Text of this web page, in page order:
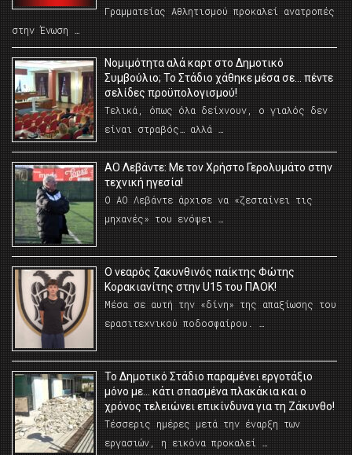
Γραμματείας Αθλητισμού προκαλεί ανατροπές
στην Ένωση …
Νομιμότητα αλά καρτ στο Δημοτικό
Συμβούλιο; Το Στάδιο χάθηκε μέσα σε… πέντε
σελίδες προϋπολογισμού!
Τελικά, όπως όλα δείχνουν, ο γιαλός δεν
είναι στραβός… αλλά …
ΑΟ Λεβάντε: Με τον Χρήστο Γερολυμάτο στην
τεχνική ηγεσία!
Ο ΑΟ Λεβάντε άρχισε να «ζεσταίνει τις
μηχανές» του ενόψει …
O νεαρός ζακυνθινός παίκτης Φώτης
Κορακιανίτης στην U15 του ΠΑΟΚ!
Μέσα σε αυτή την «δίνη» της απαξίωσης του
ερασιτεχνικού ποδοσφαίρου. …
Το Δημοτικό Στάδιο παραμένει εργοτάξιο
μόνο με… κάτι σπασμένα πλακάκια και ο
χρόνος τελειώνει επικίνδυνα για τη Ζάκυνθο!
Τέσσερις ημέρες μετά την έναρξη των
εργασιών, η εικόνα προκαλεί …